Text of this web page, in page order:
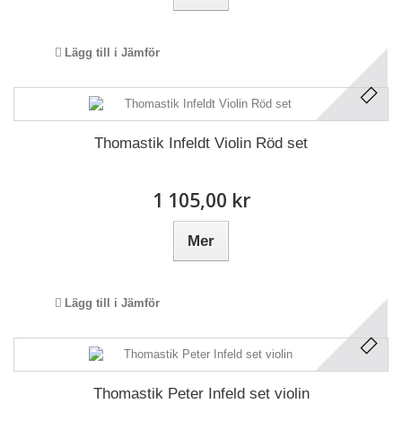
Lägg till i Jämför
Thomastik Infeldt Violin Röd set
1 105,00 kr
Mer
Lägg till i Jämför
Thomastik Peter Infeld set violin